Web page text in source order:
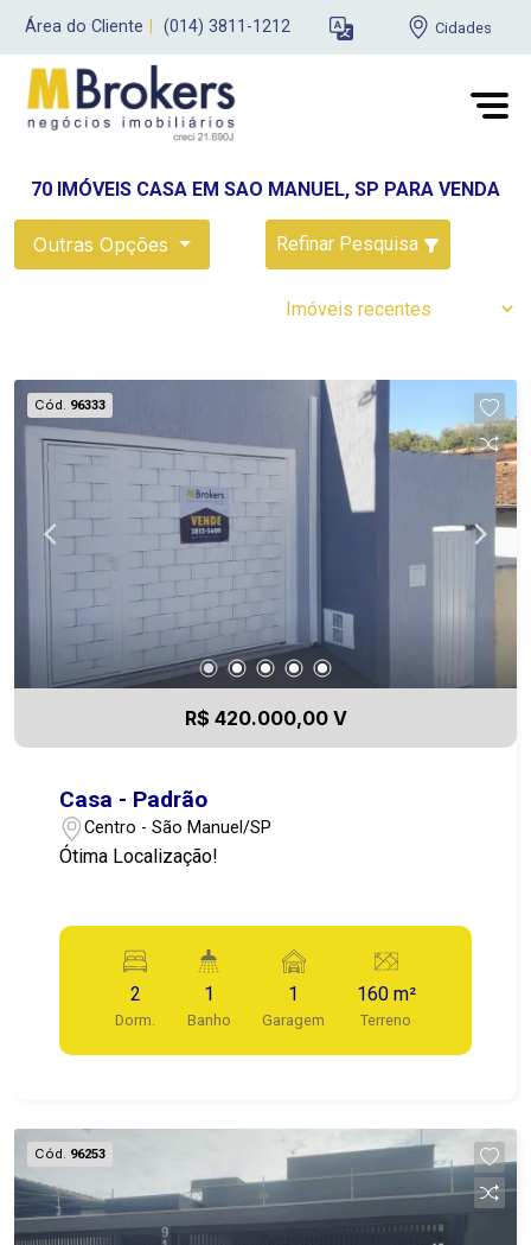
Área do Cliente (014) 3811-1212 Cidades
70 IMÓVEIS CASA EM SAO MANUEL, SP PARA VENDA
Outras Opções Refinar Pesquisa
Cód. 96333
R$ 420.000,00 V
Casa - Padrão
Centro - São Manuel/SP
Ótima Localização!
2
Dorm.
1
Banho
1
Garagem
160 m²
Terreno
Cód. 96253